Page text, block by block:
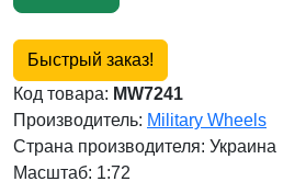
Быстрый заказ!
Код товара: MW7241
Производитель: Military Wheels
Страна производителя: Украина
Масштаб: 1:72